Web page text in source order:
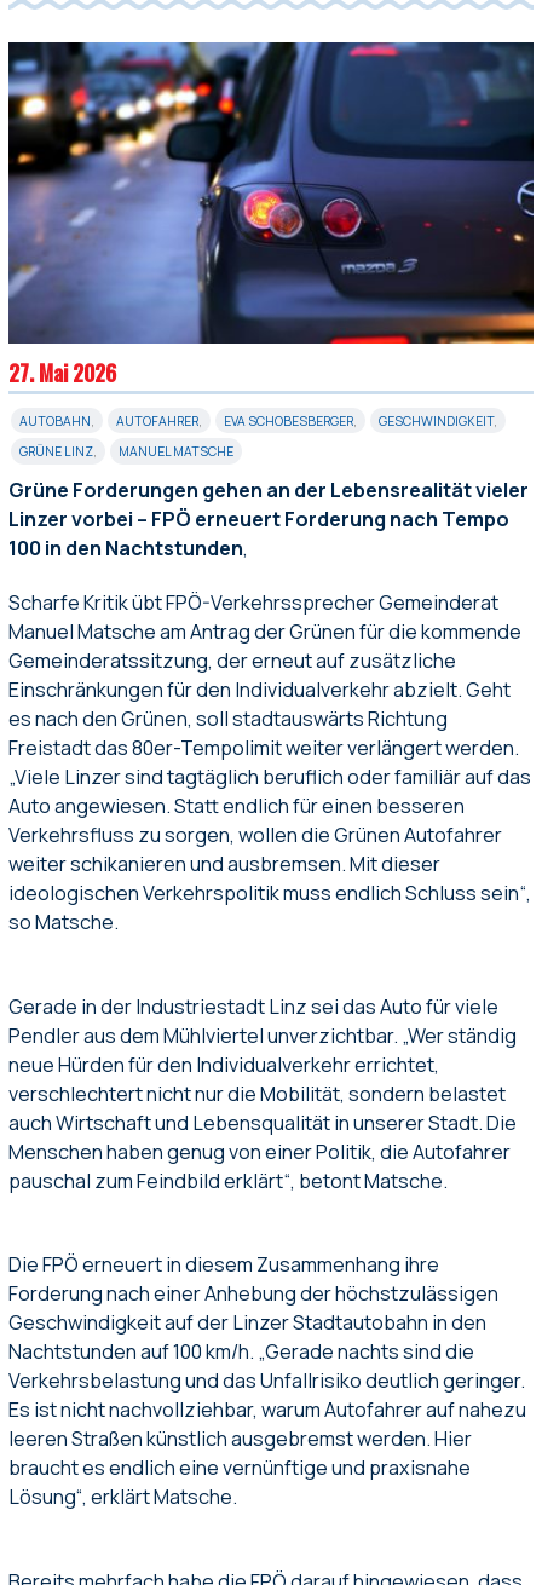
27. Mai 2026
AUTOBAHN AUTOFAHRER EVA SCHOBESBERGER GESCHWINDIGKEIT,
GRÜNE LINZ, MANUEL MATSCHE
Grüne Forderungen gehen an der Lebensrealität vieler
Linzer vorbei – FPÖ erneuert Forderung nach Tempo
100 in den Nachtstunden,
Scharfe Kritik übt FPÖ-Verkehrssprecher Gemeinderat
Manuel Matsche am Antrag der Grünen für die kommende
Gemeinderatssitzung, der erneut auf zusätzliche
Einschränkungen für den Individualverkehr abzielt. Geht
es nach den Grünen, soll stadtauswärts Richtung
Freistadt das 80er-Tempolimit weiter verlängert werden.
„Viele Linzer sind tagtäglich beruflich oder familiär auf das
Auto angewiesen. Statt endlich für einen besseren
Verkehrsfluss zu sorgen, wollen die Grünen Autofahrer
weiter schikanieren und ausbremsen. Mit dieser
ideologischen Verkehrspolitik muss endlich Schluss sein“,
so Matsche.
Gerade in der Industriestadt Linz sei das Auto für viele
Pendler aus dem Mühlviertel unverzichtbar. „Wer ständig
neue Hürden für den Individualverkehr errichtet,
verschlechtert nicht nur die Mobilität, sondern belastet
auch Wirtschaft und Lebensqualität in unserer Stadt. Die
Menschen haben genug von einer Politik, die Autofahrer
pauschal zum Feindbild erklärt“, betont Matsche.
Die FPÖ erneuert in diesem Zusammenhang ihre
Forderung nach einer Anhebung der höchstzulässigen
Geschwindigkeit auf der Linzer Stadtautobahn in den
Nachtstunden auf 100 km/h. „Gerade nachts sind die
Verkehrsbelastung und das Unfallrisiko deutlich geringer.
Es ist nicht nachvollziehbar, warum Autofahrer auf nahezu
leeren Straßen künstlich ausgebremst werden. Hier
braucht es endlich eine vernünftige und praxisnahe
Lösung“, erklärt Matsche.